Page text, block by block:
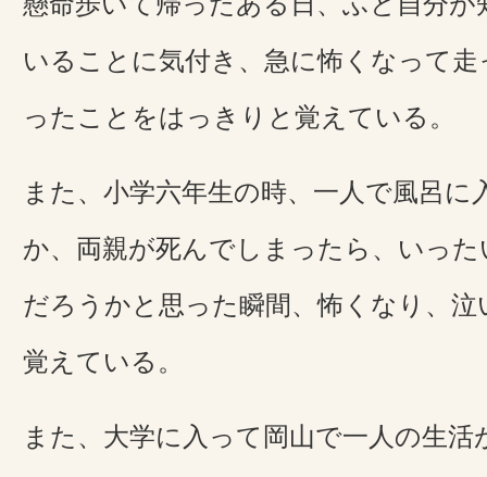
いることに気付き、急に怖くなって
ったことをはっきりと覚えている。
また、小学六年生の時、一人で風呂に
か、両親が死んでしまったら、いっ
だろうかと思った瞬間、怖くなり、
覚えている。
また、大学に入って岡山で一人の生活